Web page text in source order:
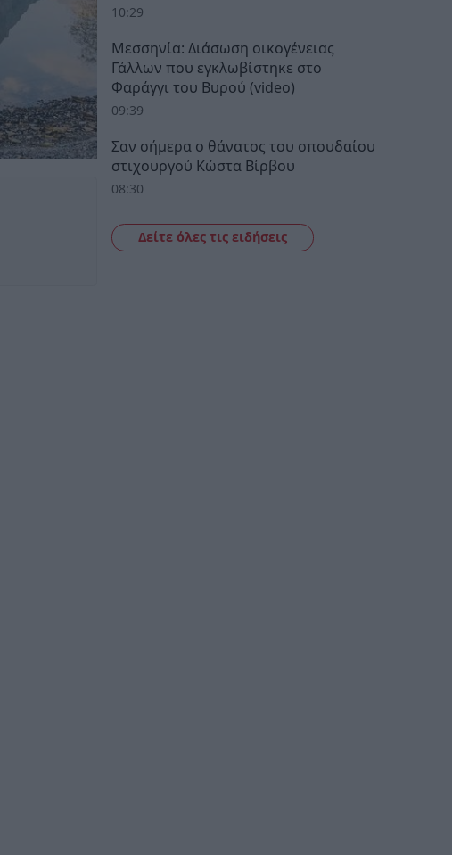
10:29
Μεσσηνία: Διάσωση οικογένειας
Γάλλων που εγκλωβίστηκε στο
Φαράγγι του Βυρού (video)
09:39
Σαν σήμερα ο θάνατος του σπουδαίου
στιχουργού Κώστα Βίρβου
08:30
Δείτε όλες τις ειδήσεις